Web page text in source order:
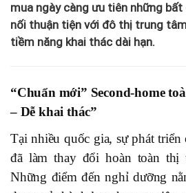
mua ngày càng ưu tiên những
nối thuận tiện với đô thị trung
tiềm năng khai thác dài hạn.
“Chuẩn mới” Second-home
– Dễ khai thác”
Tại nhiều quốc gia, sự phát triển
đã làm thay đổi hoàn toàn thị
Những điểm đến nghỉ dưỡng